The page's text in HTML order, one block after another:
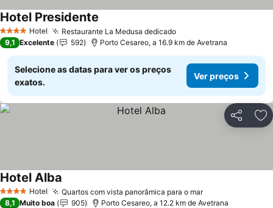
4 EstrelasHotel Restaurante La Medusa dedicadoVer preços
Hotel Presidente
9,1 Excelente 592 Porto Cesareo, a 16.9 km de Avetrana
Selecione as datas para ver os preços
exatos.
Ver preços
Partilhar
4 EstrelasHotel Quartos com vista panorâmica para o marVer preços
Hotel Alba
8,1 Muito boa 905 Porto Cesareo, a 12.2 km de Avetrana